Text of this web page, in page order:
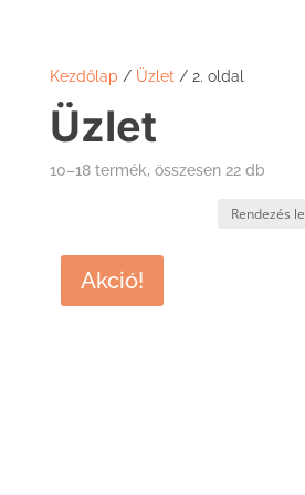
Kezdőlap / Üzlet / 2. oldal
Üzlet
10–18 termék, összesen 22 dbSorted
latest
Akció!